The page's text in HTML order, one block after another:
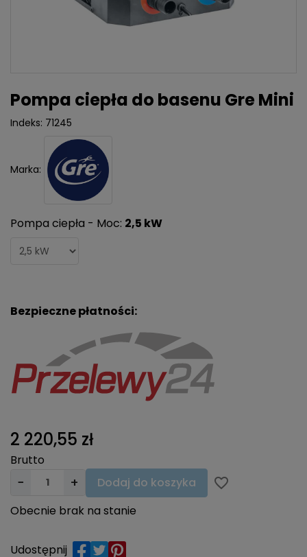
Pompa ciepła do basenu Gre Mini
Indeks: 71245
Marka:
Pompa ciepła - Moc: 2,5 kW
Bezpieczne płatności:
2 220,55 zł
Brutto
− + Dodaj do koszyka favorite_border
Obecnie brak na stanie
Udostępnij